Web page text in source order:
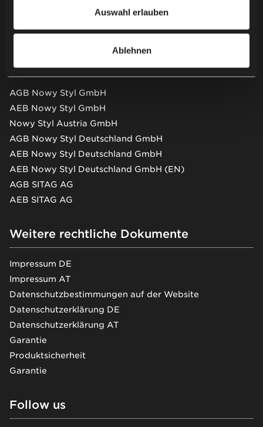
Auswahl erlauben
Ablehnen
Partnerweb
AGB & AEB
AGB Nowy Styl GmbH
AEB Nowy Styl GmbH
Nowy Styl Austria GmbH
AGB Nowy Styl Deutschland GmbH
AEB Nowy Styl Deutschland GmbH
AEB Nowy Styl Deutschland GmbH (EN)
AGB SITAG AG
AEB SITAG AG
Weitere rechtliche Dokumente
Impressum DE
Impressum AT
Datenschutzbestimmungen auf der Website
Datenschutzerklärung DE
Datenschutzerklärung AT
Garantie
Produktsicherheit
Garantie
Follow us